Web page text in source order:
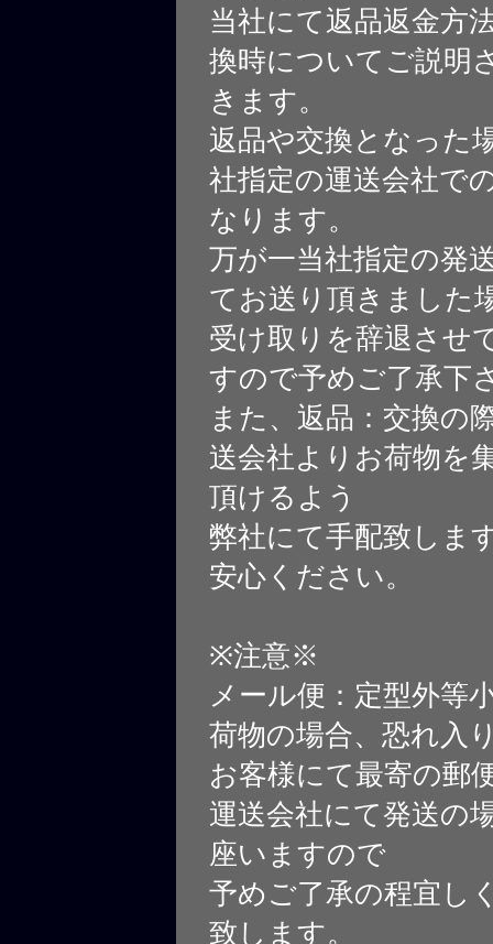
当社にて返品返金方
換時についてご説明
きます。
返品や交換となった
社指定の運送会社で
なります。
万が一当社指定の発
てお送り頂きました
受け取りを辞退させ
すので予めご了承下
また、返品：交換の
送会社よりお荷物を
頂けるよう
弊社にて手配致しま
安心ください。
※注意※
メール便：定型外等
荷物の場合、恐れ入
お客様にて最寄の郵
運送会社にて発送の
座いますので
予めご了承の程宜し
致します。